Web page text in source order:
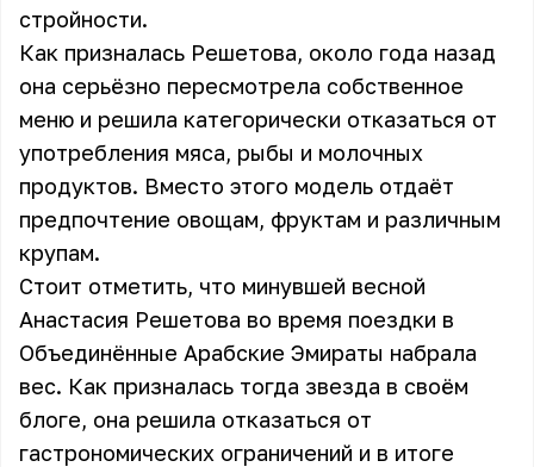
стройности.
Как призналась Решетова, около года назад
она серьёзно пересмотрела собственное
меню и решила категорически отказаться от
употребления мяса, рыбы и молочных
продуктов. Вместо этого модель отдаёт
предпочтение овощам, фруктам и различным
крупам.
Стоит отметить, что минувшей весной
Анастасия Решетова во время поездки в
Объединённые Арабские Эмираты набрала
вес. Как призналась тогда звезда в своём
блоге, она решила отказаться от
гастрономических ограничений и в итоге